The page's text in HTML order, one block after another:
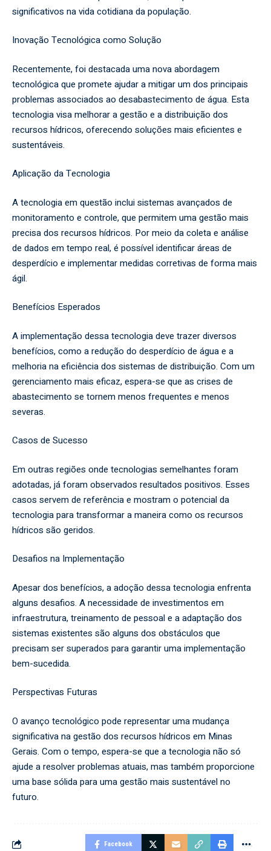
significativos na vida cotidiana da população.
Inovação Tecnológica como Solução
Recentemente, foi destacada uma nova abordagem
tecnológica que promete ajudar a mitigar um dos principais
problemas associados ao desabastecimento de água. Esta
tecnologia visa melhorar a gestão e a distribuição dos
recursos hídricos, oferecendo soluções mais eficientes e
sustentáveis.
Aplicação da Tecnologia
A tecnologia em questão inclui sistemas avançados de
monitoramento e controle, que permitem uma gestão mais
precisa dos recursos hídricos. Por meio da coleta e análise
de dados em tempo real, é possível identificar áreas de
desperdício e implementar medidas corretivas de forma mais
ágil.
Benefícios Esperados
A implementação dessa tecnologia deve trazer diversos
benefícios, como a redução do desperdício de água e a
melhoria na eficiência dos sistemas de distribuição. Com um
gerenciamento mais eficaz, espera-se que as crises de
abastecimento se tornem menos frequentes e menos
severas.
Casos de Sucesso
Em outras regiões onde tecnologias semelhantes foram
adotadas, já foram observados resultados positivos. Esses
casos servem de referência e mostram o potencial da
tecnologia para transformar a maneira como os recursos
hídricos são geridos.
Desafios na Implementação
Apesar dos benefícios, a adoção dessa tecnologia enfrenta
alguns desafios. A necessidade de investimentos em
infraestrutura, treinamento de pessoal e a adaptação dos
sistemas existentes são alguns dos obstáculos que
precisam ser superados para garantir uma implementação
bem-sucedida.
Perspectivas Futuras
O avanço tecnológico pode representar uma mudança
significativa na gestão dos recursos hídricos em Minas
Gerais. Com o tempo, espera-se que a tecnologia não só
ajude a resolver problemas atuais, mas também proporcione
uma base sólida para uma gestão mais sustentável no
futuro.
Facebook